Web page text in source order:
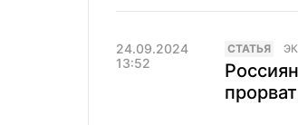
24.09.2024
13:52
CТАТЬЯ